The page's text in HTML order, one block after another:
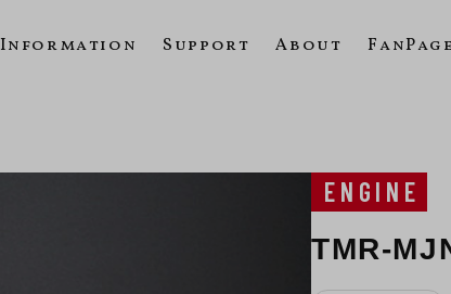
Information Support About FanPage
ENGINE
TMR-